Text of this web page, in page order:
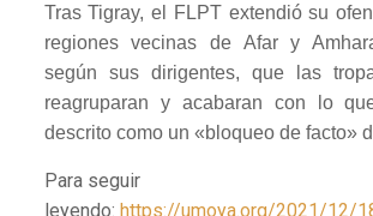
Tras Tigray, el FLPT extendió su
regiones vecinas de Afar y
según sus dirigentes, que las
reagruparan y acabaran con lo
descrito como un «bloqueo de facto»
Para seguir
leyendo: https://umoya.org/2021/12/